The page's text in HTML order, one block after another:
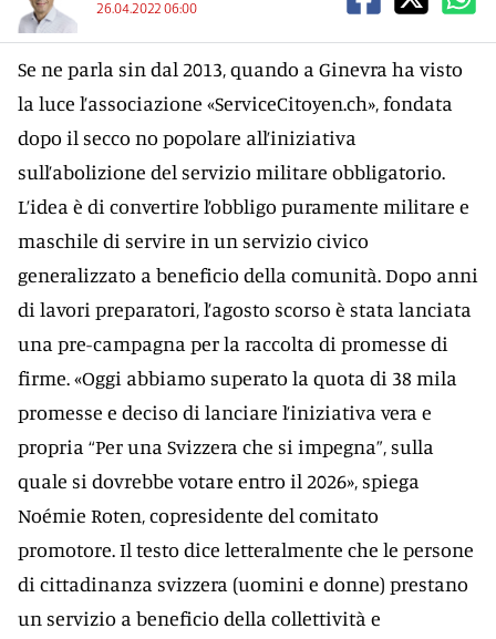
26.04.2022 06:00
Se ne parla sin dal 2013, quando a Ginevra ha visto
la luce l’associazione «ServiceCitoyen.ch», fondata
dopo il secco no popolare all’iniziativa
sull’abolizione del servizio militare obbligatorio.
L’idea è di convertire l’obbligo puramente militare e
maschile di servire in un servizio civico
generalizzato a beneficio della comunità. Dopo anni
di lavori preparatori, l’agosto scorso è stata lanciata
una pre-campagna per la raccolta di promesse di
firme. «Oggi abbiamo superato la quota di 38 mila
promesse e deciso di lanciare l’iniziativa vera e
propria “Per una Svizzera che si impegna”, sulla
quale si dovrebbe votare entro il 2026», spiega
Noémie Roten, copresidente del comitato
promotore. Il testo dice letteralmente che le persone
di cittadinanza svizzera (uomini e donne) prestano
un servizio a beneficio della collettività e